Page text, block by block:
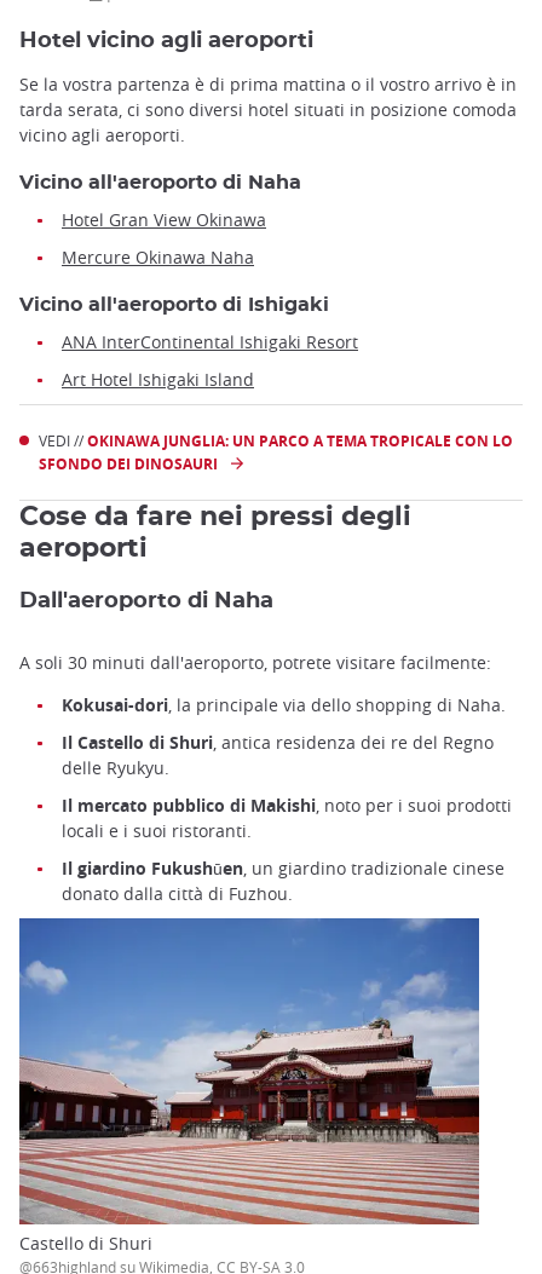
Hotel vicino agli aeroporti
Se la vostra partenza è di prima mattina o il vostro arrivo è in
tarda serata, ci sono diversi hotel situati in posizione comoda
vicino agli aeroporti.
Vicino all'aeroporto di Naha
Hotel Gran View Okinawa
Mercure Okinawa Naha
Vicino all'aeroporto di Ishigaki
ANA InterContinental Ishigaki Resort
Art Hotel Ishigaki Island
VEDI //OKINAWA JUNGLIA: UN PARCO A TEMA TROPICALE CON LO
SFONDO DEI DINOSAURI
Cose da fare nei pressi degli
aeroporti
Dall'aeroporto di Naha
A soli 30 minuti dall'aeroporto, potrete visitare facilmente:
Kokusai-dori, la principale via dello shopping di Naha.
Il Castello di Shuri, antica residenza dei re del Regno
delle Ryukyu.
Il mercato pubblico di Makishi, noto per i suoi prodotti
locali e i suoi ristoranti.
Il giardino Fukushūen, un giardino tradizionale cinese
donato dalla città di Fuzhou.
Castello di Shuri
@663highland su Wikimedia, CC BY-SA 3.0